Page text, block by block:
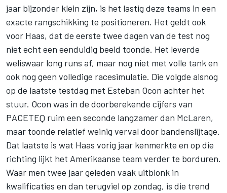
jaar bijzonder klein zijn, is het lastig deze teams in een
exacte rangschikking te positioneren. Het geldt ook
voor Haas, dat de eerste twee dagen van de test nog
niet echt een eenduidig beeld toonde. Het leverde
weliswaar long runs af, maar nog niet met volle tank en
ook nog geen volledige racesimulatie. Die volgde alsnog
op de laatste testdag met Esteban Ocon achter het
stuur. Ocon was in de doorberekende cijfers van
PACETEQ ruim een seconde langzamer dan McLaren,
maar toonde relatief weinig verval door bandenslijtage.
Dat laatste is wat Haas vorig jaar kenmerkte en op die
richting lijkt het Amerikaanse team verder te borduren.
Waar men twee jaar geleden vaak uitblonk in
kwalificaties en dan terugviel op zondag, is die trend